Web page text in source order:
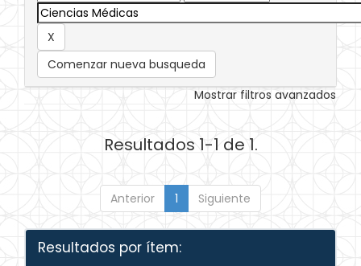
Comenzar nueva busqueda
Mostrar filtros avanzados
Resultados 1-1 de 1.
Anterior 1 Siguiente
Resultados por ítem: